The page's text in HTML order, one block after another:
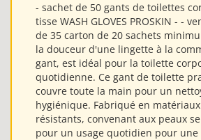
- sachet de 50 gants de toilettes
tisse WASH GLOVES PROSKIN - -
de 35 carton de 20 sachets
la douceur d'une lingette à la
gant, est idéal pour la toilette
quotidienne. Ce gant de toilette
couvre toute la main pour un
hygiénique. Fabriqué en
résistants, convenant aux peaux
pour un usage quotidien pour